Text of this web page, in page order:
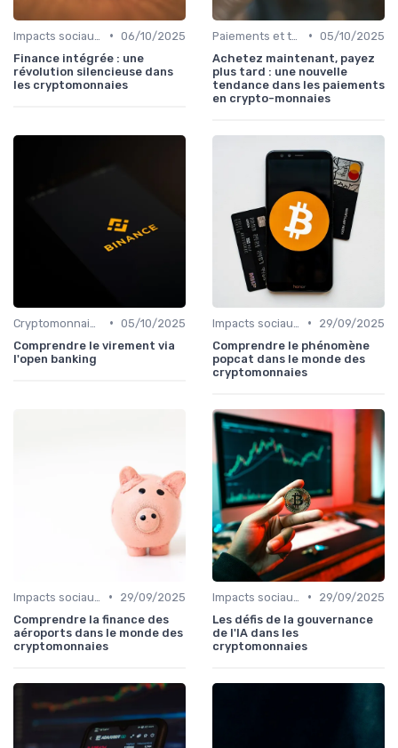
• 06/10/2025
Finance intégrée : une
révolution silencieuse dans
les cryptomonnaies
• 05/10/2025
Achetez maintenant, payez
plus tard : une nouvelle
tendance dans les paiements
en crypto-monnaies
• 05/10/2025
Comprendre le virement via
l'open banking
•
29/09/2025
Comprendre le phénomène
popcat dans le monde des
cryptomonnaies
•
29/09/2025
Comprendre la finance des
aéroports dans le monde des
cryptomonnaies
•
29/09/2025
Les défis de la gouvernance
de l'IA dans les
cryptomonnaies